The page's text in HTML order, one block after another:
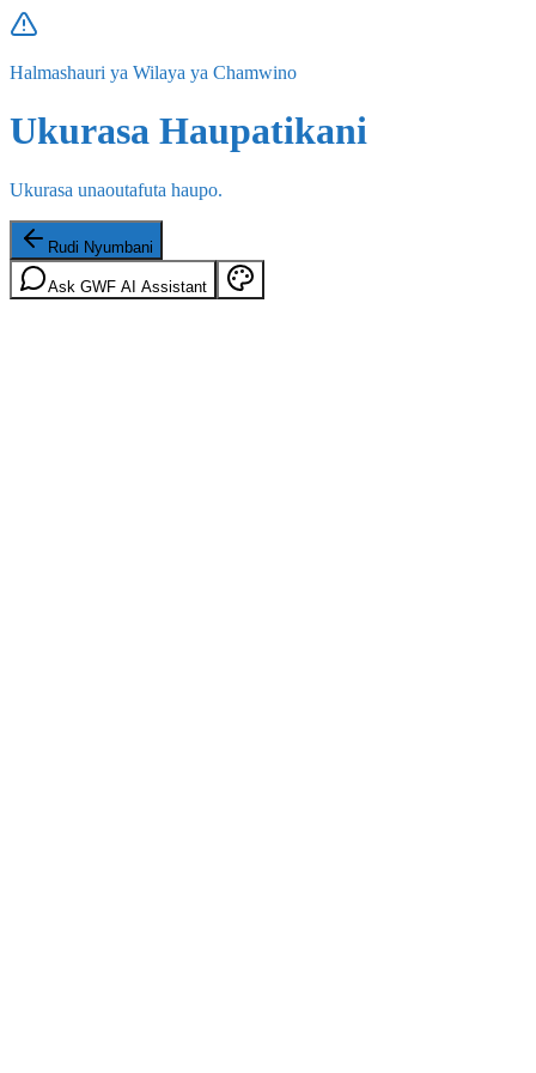
Halmashauri ya Wilaya ya Chamwino
Ukurasa Haupatikani
Ukurasa unaoutafuta haupo.
Rudi Nyumbani
Ask GWF AI Assistant